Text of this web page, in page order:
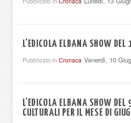
L'EDICOLA ELBANA SHOW DEL
Pubblicato in Cronaca Venerdì, 10
L'EDICOLA ELBANA SHOW
CULTURALI PER IL MESE DI